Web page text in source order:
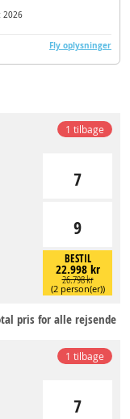
2026
Fly oplysninger
1 tilbage
7
9
BESTIL
22.998 kr
26.798 kr
(2 person(er))
pris for alle rejsende
1 tilbage
7